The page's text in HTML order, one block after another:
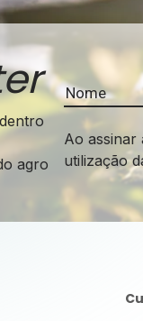
agro
Ao assinar
utilização